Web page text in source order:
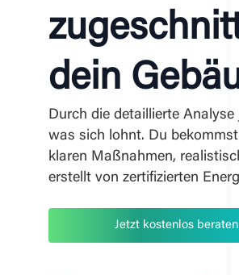
dein
Durch die detaillierte
was sich lohnt. Du
klaren Maßnahmen,
erstellt von zertifizierten
Jetzt kostenlos